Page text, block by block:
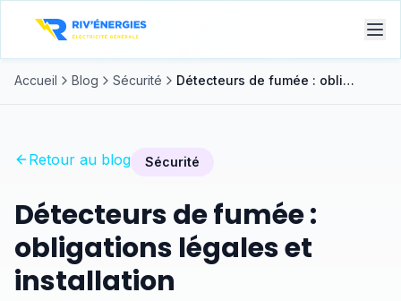
Accueil Blog Sécurité Détecteurs de fumée : obligations légales et installation
Retour au blog Sécurité
Détecteurs de fumée :
obligations légales et
installation